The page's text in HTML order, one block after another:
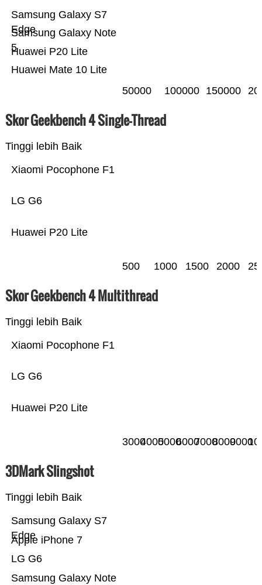
Huawei Mate 10 Lite
Huawei P20 Lite
Samsung Galaxy Note
5
Samsung Galaxy S7
Edge
50000 100000 150000
Skor Geekbench 4 Single-Thread
Tinggi lebih Baik
Huawei P20 Lite
LG G6
Xiaomi Pocophone F1
500 1000 1500 2000
Skor Geekbench 4 Multithread
Tinggi lebih Baik
Huawei P20 Lite
LG G6
Xiaomi Pocophone F1
3000400050006000700080009000
3DMark Slingshot
Tinggi lebih Baik
Samsung Galaxy Note
LG G6
Apple iPhone 7
Samsung Galaxy S7
Edge